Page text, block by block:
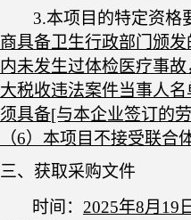
3.本项目的特定资格
商具备卫生行政部门颁
内未发生过体检医疗事
大税收违法案件当事人
须具备[与本企业签订的
（6）本项目不接受联合
三、获取采购文件
时间： 2025年8月 19